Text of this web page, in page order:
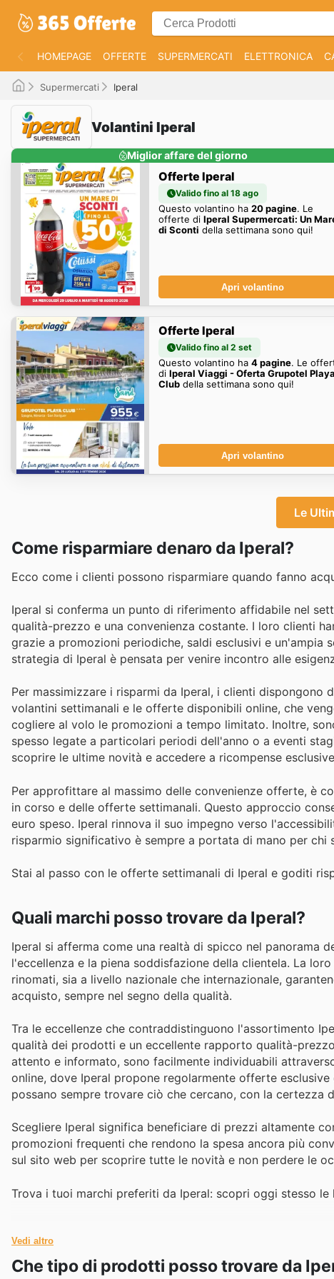
HOMEPAGE OFFERTE SUPERMERCATI ELETTRONICA
Supermercati Iperal
Volantini Iperal
Miglior affare del giorno
Offerte Iperal
Valido fino al 18 ago
Questo volantino ha 20 pagine. Le
offerte di Iperal Supermercati: Un
di Sconti della settimana sono qui!
Apri volantino
Offerte Iperal
Valido fino al 2 set
Questo volantino ha 4 pagine. Le
di Iperal Viaggi - Oferta Grupotel Playa
Clubdella settimana sono qui!
Apri volantino
Le
Come risparmiare denaro da Iperal?
Ecco come i clienti possono risparmiare quando fanno
Iperal si conferma un punto di riferimento affidabile nel
qualità-prezzo e una convenienza costante. I loro clienti
grazie a promozioni periodiche, saldi esclusivi e
strategia di Iperal è pensata per venire incontro alle
Per massimizzare i risparmi da Iperal, i clienti
volantini settimanali e le offerte disponibili online, che
cogliere al volo le promozioni a tempo limitato. Inoltre,
spesso legate a particolari periodi dell'anno o a eventi
scoprire le ultime novità e accedere a ricompense
Per approfittare al massimo delle convenienze offerte, è
in corso e delle offerte settimanali. Questo approccio
euro speso. Iperal rinnova il suo impegno verso
risparmio significativo è sempre a portata di mano per chi
Stai al passo con le offerte settimanali di Iperal e goditi
Quali marchi posso trovare da Iperal?
Iperal si afferma come una realtà di spicco nel panorama
l'eccellenza e la piena soddisfazione della clientela. La
rinomati, sia a livello nazionale che internazionale,
acquisto, sempre nel segno della qualità.
Tra le eccellenze che contraddistinguono l'assortimento
qualità dei prodotti e un eccellente rapporto qualità-
attento e informato, sono facilmente individuabili
online, dove Iperal propone regolarmente offerte
possano sempre trovare ciò che cercano, con la certezza
Scegliere Iperal significa beneficiare di prezzi altamente
promozioni frequenti che rendono la spesa ancora più
sul sito web per scoprire tutte le novità e non perdere le
Trova i tuoi marchi preferiti da Iperal: scopri oggi stesso
Vedi altro
Che tipo di prodotti posso trovare da